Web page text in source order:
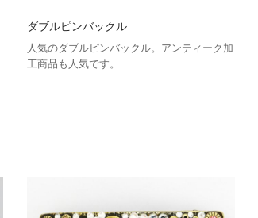
ダブルピンバックル
人気のダブルピンバックル。アンティーク加
工商品も人気です。